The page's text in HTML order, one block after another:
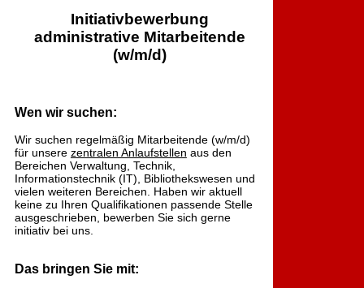
Initiativbewerbung
administrative Mitarbeitende
(w/m/d)
Wen wir suchen:
Wir suchen regelmäßig Mitarbeitende (w/m/d)
für unsere zentralen Anlaufstellen aus den
Bereichen Verwaltung, Technik,
Informationstechnik (IT), Bibliothekswesen und
vielen weiteren Bereichen. Haben wir aktuell
keine zu Ihren Qualifikationen passende Stelle
ausgeschrieben, bewerben Sie sich gerne
initiativ bei uns.
Das bringen Sie mit: